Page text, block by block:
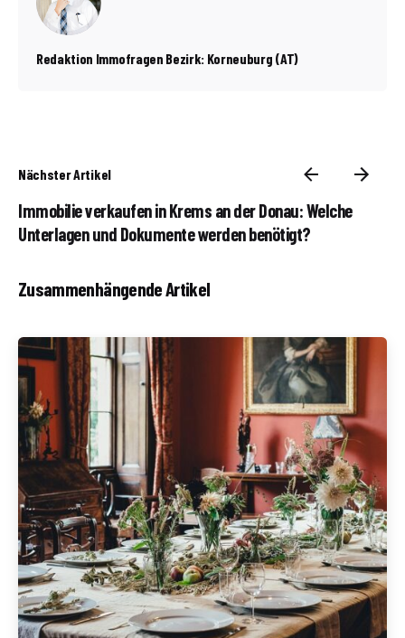
Redaktion Immofragen Bezirk: Korneuburg (AT)
Nächster Artikel
Immobilie verkaufen in Krems an der Donau: Welche
Unterlagen und Dokumente werden benötigt?
Zusammenhängende Artikel